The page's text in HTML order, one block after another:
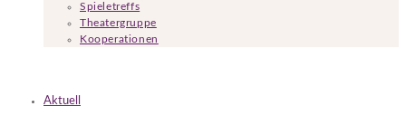
Spieletreffs
Theatergruppe
Kooperationen
Aktuell